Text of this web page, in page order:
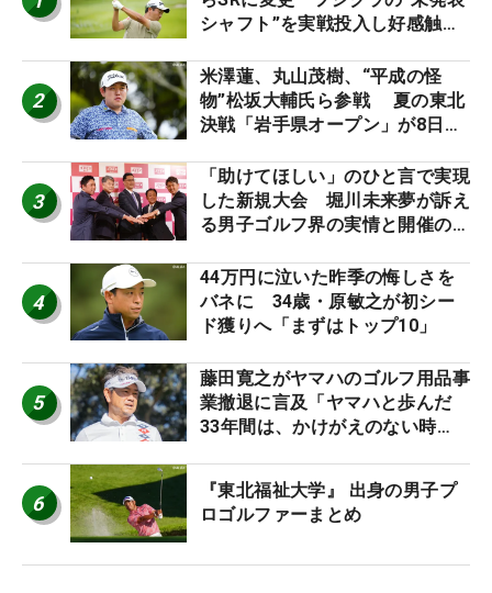
シャフト”を実戦投入し好感触
ーのヒトネタ！】
2
米澤蓮、丸山茂樹、“平成の怪
物”松坂大輔氏ら参戦 夏の東北
決戦「岩手県オープン」が8日開
3
「助けてほしい」のひと言で実現
した新規大会 堀川未来夢が訴え
る男子ゴルフ界の実情と開催の舞
4
44万円に泣いた昨季の悔しさを
バネに 34歳・原敏之が初シー
ド獲りへ「まずはトップ10」
5
藤田寛之がヤマハのゴルフ用品事
業撤退に言及「ヤマハと歩んだ
33年間は、かけがえのない時
6
『東北福祉大学』 出身の男子プ
ロゴルファーまとめ